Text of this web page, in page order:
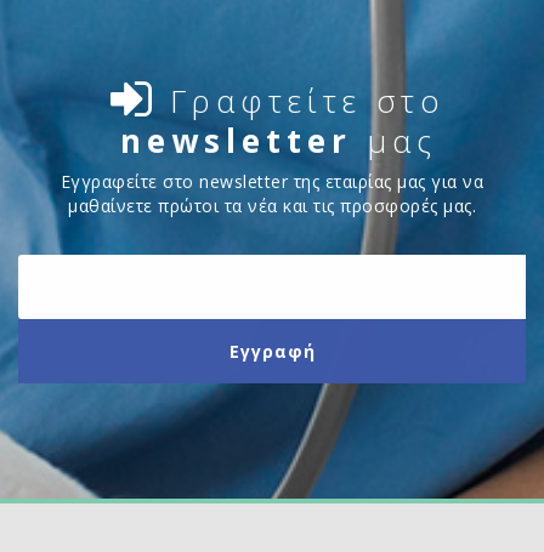
Γραφτείτε στο
newsletter μας
Εγγραφείτε στο newsletter της εταιρίας μας για να
μαθαίνετε πρώτοι τα νέα και τις προσφορές μας.